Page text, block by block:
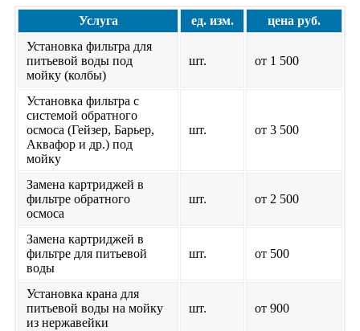
Услуга ед. изм.
цена руб.
Установка фильтра для
питьевой воды под
мойку (колбы)
шт. от 1 500
Установка фильтра с
системой обратного
осмоса (Гейзер, Барьер,
Аквафор и др.) под
мойку
шт. от 3 500
Замена картриджей в
фильтре обратного
осмоса
шт. от 2 500
Замена картриджей в
фильтре для питьевой
воды
шт. от 500
Установка крана для
питьевой воды на мойку
из нержавейки
шт. от 900